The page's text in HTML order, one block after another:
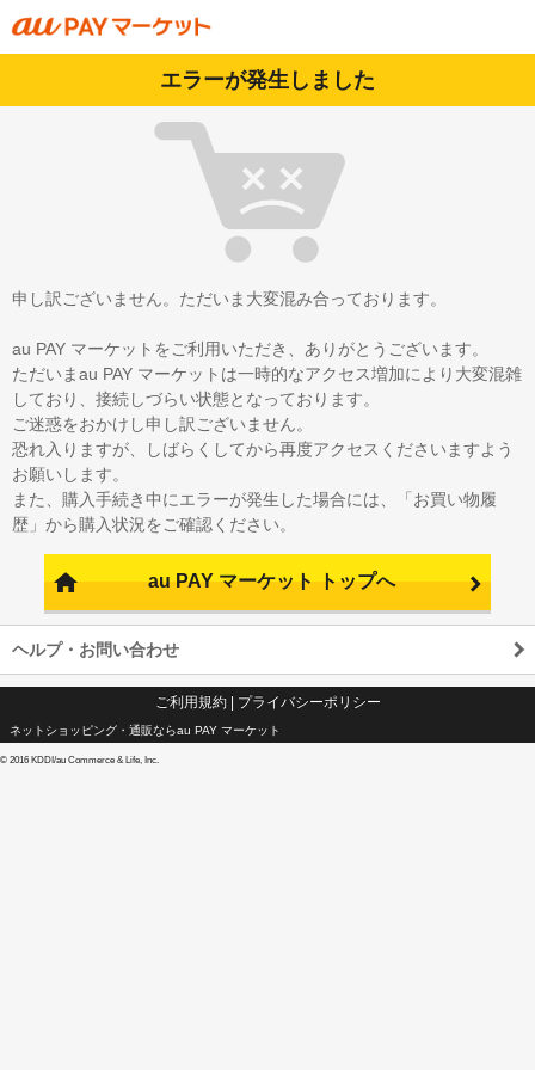
エラーが発生しました
申し訳ございません。ただいま大変混み合っております。
au PAY マーケットをご利用いただき、ありがとうございます。
ただいまau PAY マーケットは一時的なアクセス増加により大変混雑
しており、接続しづらい状態となっております。
ご迷惑をおかけし申し訳ございません。
恐れ入りますが、しばらくしてから再度アクセスくださいますよう
お願いします。
また、購入手続き中にエラーが発生した場合には、「お買い物履
歴」から購入状況をご確認ください。
au PAY マーケット トップへ
ヘルプ・お問い合わせ
ご利用規約| プライバシーポリシー
ネットショッピング・通販ならau PAY マーケット
© 2016 KDDI/au Commerce & Life, Inc.